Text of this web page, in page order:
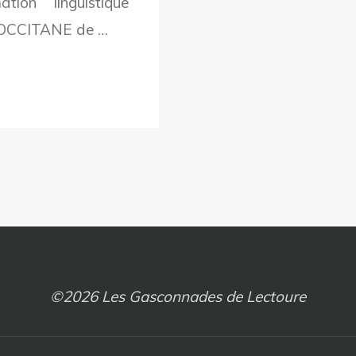
de …
©2026 Les Gasconnades de Lectoure